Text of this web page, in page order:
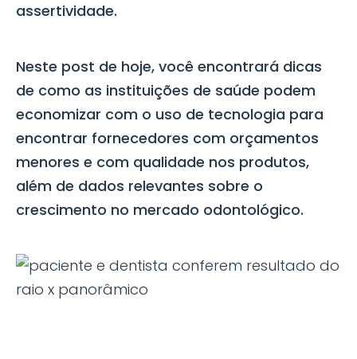
assertividade.
Neste post de hoje, você encontrará dicas
de como as instituições de saúde podem
economizar com o uso de tecnologia para
encontrar fornecedores com orçamentos
menores e com qualidade nos produtos,
além de dados relevantes sobre o
crescimento no mercado odontológico.